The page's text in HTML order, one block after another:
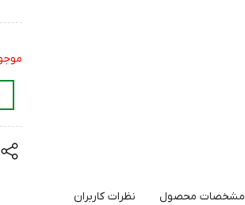
مشخصات محصول نظرات کاربران